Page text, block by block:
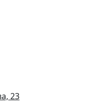
23